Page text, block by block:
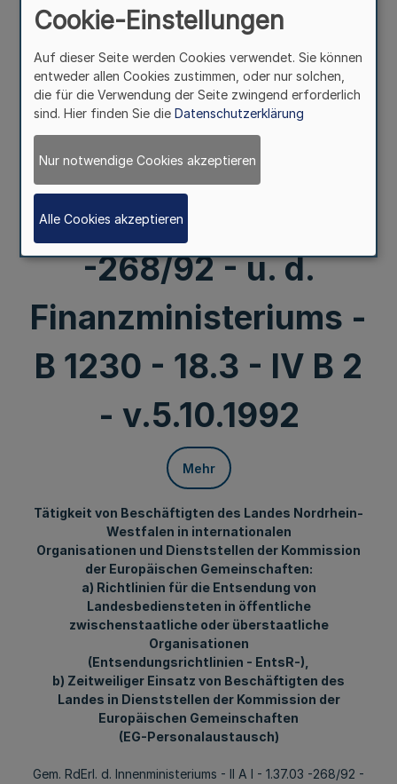
(EG-
Personalaustausch)
Gem. RdErl. d.
Innenministeriums -
II A l - 1.37.03
-268/92 - u. d.
Finanzministeriums -
B 1230 - 18.3 - IV B 2
- v.5.10.1992
Mehr
Tätigkeit von Beschäftigten des Landes Nordrhein-
Westfalen in internationalen
Organisationen und Dienststellen der Kommission
der Europäischen Gemeinschaften:
a) Richtlinien für die Entsendung von
Landesbediensteten in öffentliche
zwischenstaatliche oder überstaatliche
Organisationen
(Entsendungsrichtlinien - EntsR-),
b) Zeitweiliger Einsatz von Beschäftigten des
Landes in Dienststellen der Kommission der
Europäischen Gemeinschaften
(EG-Personalaustausch)
Gem. RdErl. d. Innenministeriums - II A l - 1.37.03 -268/92 -
Cookie-Einstellungen
Auf dieser Seite werden Cookies verwendet. Sie können
entweder allen Cookies zustimmen, oder nur solchen,
die für die Verwendung der Seite zwingend erforderlich
sind. Hier finden Sie die Datenschutzerklärung
Nur notwendige Cookies akzeptieren
Alle Cookies akzeptieren